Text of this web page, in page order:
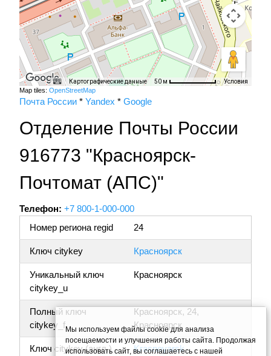
Картографические данные 50 м Условия
Map tiles: OpenStreetMap
Почта России * Yandex * Google
Отделение Почты России
916773 "Красноярск-
Почтомат (АПС)"
Телефон: +7 800-1-000-000
Номер региона regid
24
Ключ citykey Красноярск
Уникальный ключ
citykey_u
Красноярск
Полный ключ
citykey_f
Красноярск, 24,
Красноярск
Ключ citykey (англ.) Krasnoyarsk
Мы используем файлы cookie для анализа
посещаемости и улучшения работы сайта. Продолжая
использовать сайт, вы соглашаетесь с нашей